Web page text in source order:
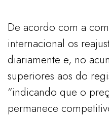
De acordo com a
internacional os
diariamente e, no
superiores aos do
“indicando que o
permanece